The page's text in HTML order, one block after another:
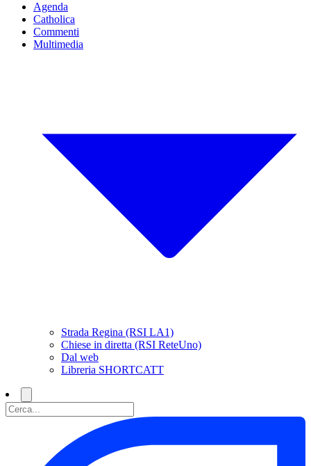
Agenda
Catholica
Commenti
Multimedia
Strada Regina (RSI LA1)
Chiese in diretta (RSI ReteUno)
Dal web
Libreria SHORTCATT